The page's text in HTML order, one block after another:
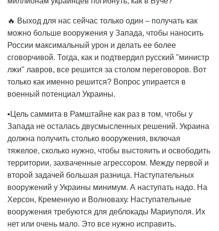
🔥 Выход для нас сейчас только один – получать как
можно больше вооружения у Запада, чтобы наносить
России максимальный урон и делать ее более
сговорчивой. Тогда, как и подтвердил русский "министр
лжи" лавров, все решится за столом переговоров. Вот
только как именно решится? Вопрос упирается в
военный потенциал Украины.
▪️Цель саммита в Рамштайне как раз в том, чтобы у
Запада не осталась двусмысленных решений. Украина
должна получить столько вооружения, включая
тяжелое, сколько нужно, чтобы выстояить и освободить
территории, захваченные агрессором. Между первой и
второй задачей большая разница. Наступательных
вооружений у Украины минимум. А наступать надо. На
Херсон, Кременную и Волноваху. Наступательные
вооружения требуются для деблокады Мариуполя. Их
нет или очень мало. Это все нужно исправить.